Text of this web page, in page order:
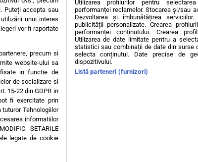
Știri interne Știri externe Politică
Diete Insula Iubirii Dictionar de vise LIFE
condiții Politica de confidențialitate
Puteți accepta sau
unui interes
vor fi raportate
precum si
website-ului sa
in functie de
de socializare si
15-22 din GDPR in
fi exercitate prin
tuturor Tehnologiilor
informatiilor
SETARILE
legate de cookie
Utilizarea profilurilor pentru
performanței reclamelor. Stocarea și/sau
Dezvoltarea și îmbunătățirea
publicității personalizate. Crearea
performanței conținutului. Crearea
Utilizarea de date limitate pentru a
statistici sau combinații de date din surse
selecta conținutul. Date precise de
dispozitivului.
Listă parteneri (furnizori)